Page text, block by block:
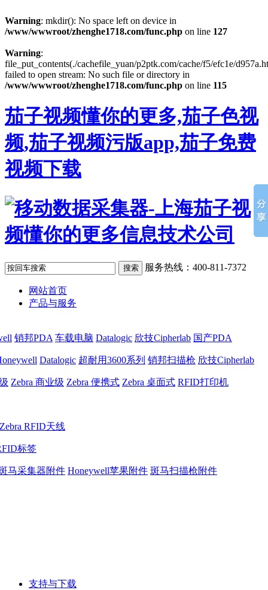
Warning: mkdir(): No space left on device in
/www/wwwroot/zhenghe1718.com/func.php on line 127
Warning:
file_put_contents(./cachefile_yuan/p2ptk.com/cache/f5/efc1e/
failed to open stream: No such file or directory in
/www/wwwroot/zhenghe1718.com/func.php on line 115
茄子视频懂你的更多,茄子色视
频,茄子视频污版app,茄子免费
视频下载
服务热线：400-811-7372
网站首页
产品与服务
销邦PDA 车载电脑 Datalogic 欣技Cipherlab 国产PDA
Datalogic 超耐用3600系列 销邦扫描枪 欣技Cipherlab
Zebra 商业级 Zebra 便携式 Zebra 桌面式 RFID打印机
Zebra RFID天线
标签
马采集器附件 Honeywell苹果附件 斑马扫描枪附件
支持与下载